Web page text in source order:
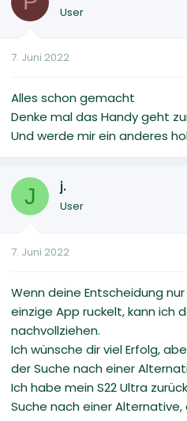
User
7. Juni 2022
Alles schon gemacht
Denke mal das Handy geht
Und werde mir ein anderes
J j.
User
7. Juni 2022
Wenn deine Entscheidung
einzige App ruckelt, kann ich
nachvollziehen.
Ich wünsche dir viel Erfolg,
der Suche nach einer
Ich habe mein S22 Ultra
Suche nach einer